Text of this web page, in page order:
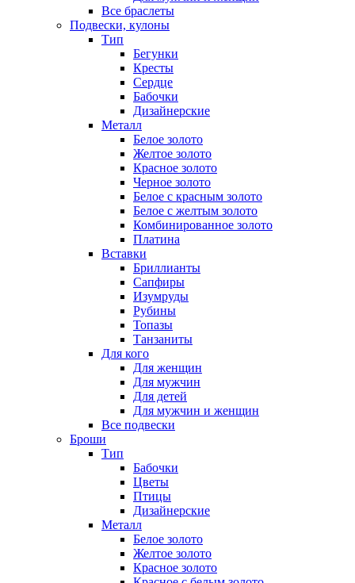
Все браслеты
Подвески, кулоны
Тип
Бегунки
Кресты
Сердце
Бабочки
Дизайнерские
Металл
Белое золото
Желтое золото
Красное золото
Черное золото
Белое с красным золото
Белое с желтым золото
Комбинированное золото
Платина
Вставки
Бриллианты
Сапфиры
Изумруды
Рубины
Топазы
Танзаниты
Для кого
Для женщин
Для мужчин
Для детей
Для мужчин и женщин
Все подвески
Броши
Тип
Бабочки
Цветы
Птицы
Дизайнерские
Металл
Белое золото
Желтое золото
Красное золото